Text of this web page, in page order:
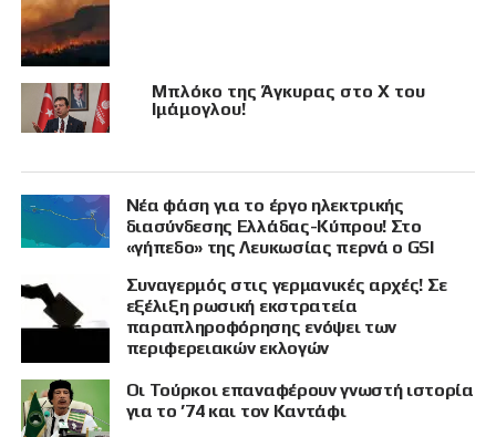
Μπλόκο της Άγκυρας στο X του
Ιμάμογλου!
Νέα φάση για το έργο ηλεκτρικής
διασύνδεσης Ελλάδας-Κύπρου! Στο
«γήπεδο» της Λευκωσίας περνά ο GSI
Συναγερμός στις γερμανικές αρχές! Σε
εξέλιξη ρωσική εκστρατεία
παραπληροφόρησης ενόψει των
περιφερειακών εκλογών
Οι Τούρκοι επαναφέρουν γνωστή ιστορία
για το ’74 και τον Καντάφι